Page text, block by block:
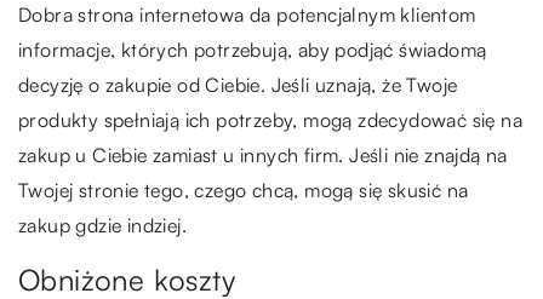
Dobra strona internetowa da potencjalnym klientom
informacje, których potrzebują, aby podjąć świadomą
decyzję o zakupie od Ciebie. Jeśli uznają, że Twoje
produkty spełniają ich potrzeby, mogą zdecydować się na
zakup u Ciebie zamiast u innych firm. Jeśli nie znajdą na
Twojej stronie tego, czego chcą, mogą się skusić na
zakup gdzie indziej.
Obniżone koszty